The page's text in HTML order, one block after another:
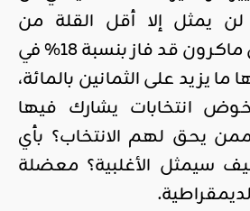
لن يمثل إلا أقل القلة من
المجتمع، فإذا كان ماكرون قد فاز بنسبة 18% في
ما يزيد على الثمانين بالمائة،
انتخابات يشارك فيها
يحق لهم الانتخاب؟ بأي
سيمثل الأغلبية؟ معضلة